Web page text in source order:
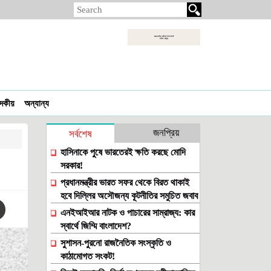
অন্যান্য
সর্বশেষ জনপ্রিয়
হাসিনাকে পুষে ভারতেরই ক্ষতি করছে মোদি
সরকার!
প্রধানমন্ত্রীর ভারত সফর থেকে বিরত থাকাই
হবে দিল্লির অসৌজন্য কূটনীতির সমুচিত জবাব
এনইআইআর নাটক ও পাচারের সাম্রাজ্য: কার
স্বার্থে জিম্মি বাংলাদেশ?
সুশাসন-পুরনো রাজনৈতিক সংস্কৃতি ও
কাঠামোগত সংকট!